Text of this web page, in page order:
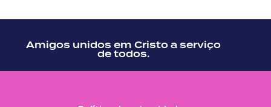
Amigos unidos em Cristo a serviço
de todos.